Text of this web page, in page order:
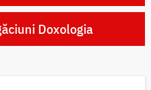
Doxologia